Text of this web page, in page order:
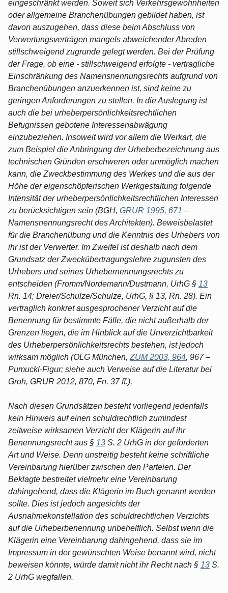
eingeschränkt werden. Soweit sich Verkehrsgewohnheiten
oder allgemeine Branchenübungen gebildet haben, ist
davon auszugehen, dass diese beim Abschluss von
Verwertungsverträgen mangels abweichender Abreden
stillschweigend zugrunde gelegt werden. Bei der Prüfung
der Frage, ob eine - stillschweigend erfolgte - vertragliche
Einschränkung des Namensnennungsrechts aufgrund von
Branchenübungen anzuerkennen ist, sind keine zu
geringen Anforderungen zu stellen. In die Auslegung ist
auch die bei urheberpersönlichkeitsrechtlichen
Befugnissen gebotene Interessenabwägung
einzubeziehen. Insoweit wird vor allem die Werkart, die
zum Beispiel die Anbringung der Urheberbezeichnung aus
technischen Gründen erschweren oder unmöglich machen
kann, die Zweckbestimmung des Werkes und die aus der
Höhe der eigenschöpferischen Werkgestaltung folgende
Intensität der urheberpersönlichkeitsrechtlichen Interessen
zu berücksichtigen sein (BGH, GRUR 1995, 671 –
Namensnennungsrecht des Architekten). Beweisbelastet
für die Branchenübung und die Kenntnis des Urhebers von
ihr ist der Verwerter. Im Zweifel ist deshalb nach dem
Grundsatz der Zweckübertragungslehre zugunsten des
Urhebers und seines Urhebernennungsrechts zu
entscheiden (Fromm/Nordemann/Dustmann, UrhG § 13
Rn. 14; Dreier/Schulze/Schulze, UrhG, § 13, Rn. 28). Ein
vertraglich konkret ausgesprochener Verzicht auf die
Benennung für bestimmte Fälle, die nicht außerhalb der
Grenzen liegen, die im Hinblick auf die Unverzichtbarkeit
des Urheberpersönlichkeitsrechts bestehen, ist jedoch
wirksam möglich (OLG München, ZUM 2003, 964, 967 –
Pumuckl-Figur; siehe auch Verweise auf die Literatur bei
Groh, GRUR 2012, 870, Fn. 37 ff.).
Nach diesen Grundsätzen besteht vorliegend jedenfalls
kein Hinweis auf einen schuldrechtlich zumindest
zeitweise wirksamen Verzicht der Klägerin auf ihr
Benennungsrecht aus § 13 S. 2 UrhG in der geforderten
Art und Weise. Denn unstreitig besteht keine schriftliche
Vereinbarung hierüber zwischen den Parteien. Der
Beklagte bestreitet vielmehr eine Vereinbarung
dahingehend, dass die Klägerin im Buch genannt werden
sollte. Dies ist jedoch angesichts der
Ausnahmekonstellation des schuldrechtlichen Verzichts
auf die Urheberbenennung unbehelflich. Selbst wenn die
Klägerin eine Vereinbarung dahingehend, dass sie im
Impressum in der gewünschten Weise benannt wird, nicht
beweisen könnte, würde damit nicht ihr Recht nach § 13 S.
2 UrhG wegfallen.